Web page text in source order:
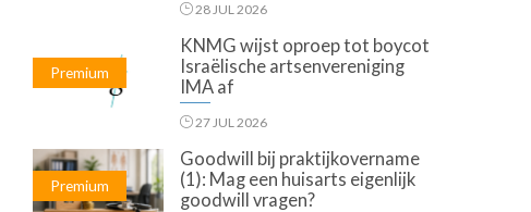
28 JUL 2026
Premium
KNMG wijst oproep tot boycot
Israëlische artsenvereniging
IMA af
27 JUL 2026
Premium
Goodwill bij praktijkovername
(1): Mag een huisarts eigenlijk
goodwill vragen?